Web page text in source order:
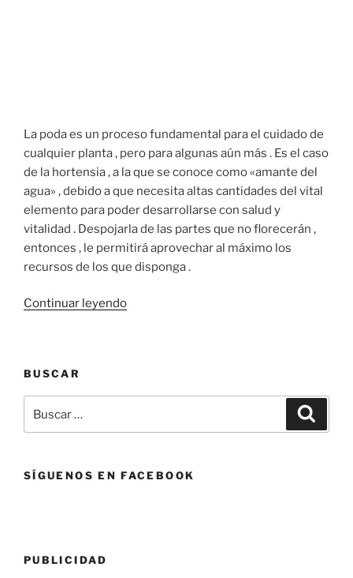
La poda es un proceso fundamental para el cuidado de
cualquier planta , pero para algunas aún más . Es el caso
de la hortensia , a la que se conoce como «amante del
agua» , debido a que necesita altas cantidades del vital
elemento para poder desarrollarse con salud y
vitalidad . Despojarla de las partes que no florecerán ,
entonces , le permitirá aprovechar al máximo los
recursos de los que disponga .
Continuar leyendo«LAS
BUSCAR
por:
SÍGUENOS EN FACEBOOK
PUBLICIDAD